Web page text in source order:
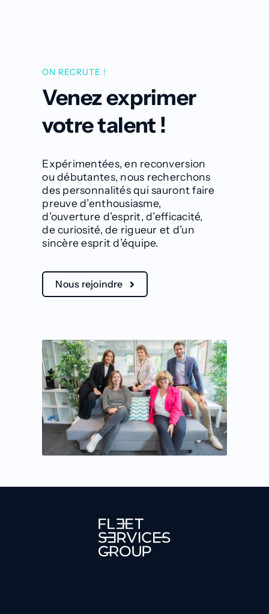
ON RECRUTE !
Venez exprimer
votre talent !
Expérimentées, en reconversion
ou débutantes, nous recherchons
des personnalités qui sauront faire
preuve d’enthousiasme,
d’ouverture d’esprit, d’efficacité,
de curiosité, de rigueur et d’un
sincère esprit d’équipe.
Nous rejoindre